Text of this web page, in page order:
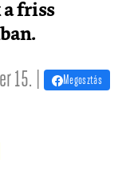
friss
15. | Megosztás